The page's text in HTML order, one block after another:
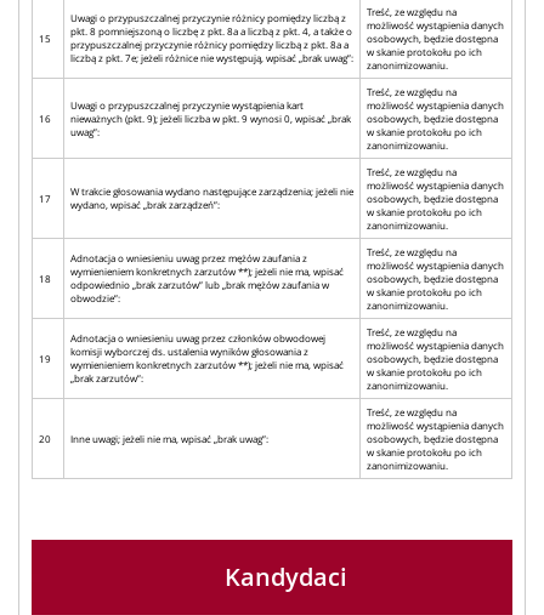
15
Uwagi o przypuszczalnej przyczynie różnicy pomiędzy liczbą z
pkt. 8 pomniejszoną o liczbę z pkt. 8a a liczbą z pkt. 4, a także o
przypuszczalnej przyczynie różnicy pomiędzy liczbą z pkt. 8a a
liczbą z pkt. 7e; jeżeli różnice nie występują, wpisać „brak uwag”:
Treść, ze względu na
możliwość wystąpienia danych
osobowych, będzie dostępna
w skanie protokołu po ich
zanonimizowaniu.
16
Uwagi o przypuszczalnej przyczynie wystąpienia kart
nieważnych (pkt. 9); jeżeli liczba w pkt. 9 wynosi 0, wpisać „brak
uwag”:
Treść, ze względu na
możliwość wystąpienia danych
osobowych, będzie dostępna
w skanie protokołu po ich
zanonimizowaniu.
17
W trakcie głosowania wydano następujące zarządzenia; jeżeli nie
wydano, wpisać „brak zarządzeń”:
Treść, ze względu na
możliwość wystąpienia danych
osobowych, będzie dostępna
w skanie protokołu po ich
zanonimizowaniu.
18
Adnotacja o wniesieniu uwag przez mężów zaufania z
wymienieniem konkretnych zarzutów **); jeżeli nie ma, wpisać
odpowiednio „brak zarzutów” lub „brak mężów zaufania w
obwodzie”:
Treść, ze względu na
możliwość wystąpienia danych
osobowych, będzie dostępna
w skanie protokołu po ich
zanonimizowaniu.
19
Adnotacja o wniesieniu uwag przez członków obwodowej
komisji wyborczej ds. ustalenia wyników głosowania z
wymienieniem konkretnych zarzutów **); jeżeli nie ma, wpisać
„brak zarzutów”:
Treść, ze względu na
możliwość wystąpienia danych
osobowych, będzie dostępna
w skanie protokołu po ich
zanonimizowaniu.
20 Inne uwagi; jeżeli nie ma, wpisać „brak uwag”:
Treść, ze względu na
możliwość wystąpienia danych
osobowych, będzie dostępna
w skanie protokołu po ich
zanonimizowaniu.
Kandydaci